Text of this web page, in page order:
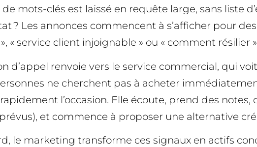
mots-clés est laissé en requête large, sans liste
? Les annonces commencent à s’afficher pour
« service client injoignable » ou « comment résilier
d’appel renvoie vers le service commercial, qui
ne cherchent pas à acheter
l’occasion. Elle écoute, prend des
et commence à proposer une alternative
le marketing transforme ces signaux en actifs